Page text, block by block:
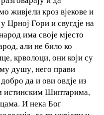
живјели кроз вјекове и
Црној Гори и свугдје на
има своје мјесто
али не било ко
крволоци, они који су
душу, него прави
да и ови овдје из
истинским Шиптарима,
И нека Бог